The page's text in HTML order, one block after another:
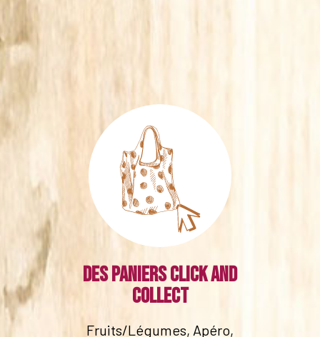
Des paniers click and
collect
Fruits/Légumes, Apéro,